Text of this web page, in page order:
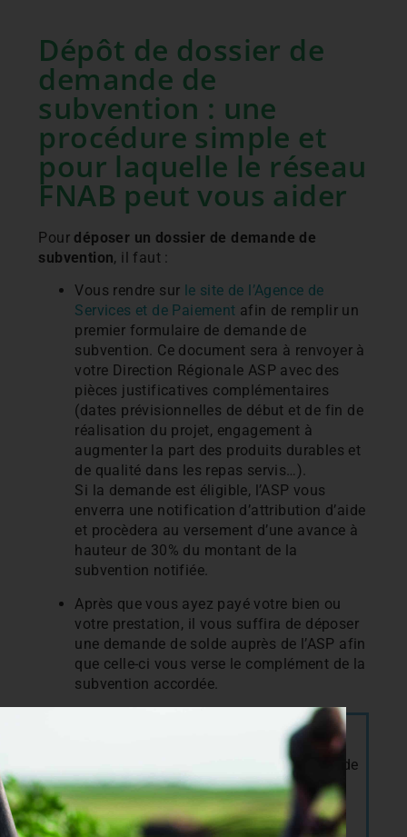
Dépôt de dossier de
demande de
subvention : une
procédure simple et
pour laquelle le réseau
FNAB peut vous aider
Pour déposer un dossier de demande de
subvention, il faut :
Vous rendre sur le site de l’Agence de
Services et de Paiement afin de remplir un
premier formulaire de demande de
subvention. Ce document sera à renvoyer à
votre Direction Régionale ASP avec des
pièces justificatives complémentaires
(dates prévisionnelles de début et de fin de
réalisation du projet, engagement à
augmenter la part des produits durables et
de qualité dans les repas servis…).
Si la demande est éligible, l’ASP vous
enverra une notification d’attribution d’aide
et procèdera au versement d’une avance à
hauteur de 30% du montant de la
subvention notifiée.
Après que vous ayez payé votre bien ou
votre prestation, il vous suffira de déposer
une demande de solde auprès de l’ASP afin
que celle-ci vous verse le complément de la
subvention accordée.
accompagné dans le
évaluation du
dont les équipes de
cuisine de votre collectivité auraient besoin
pour atteindre les objectifs de la loi EGAlim :
faites appel au réseau FNAB.